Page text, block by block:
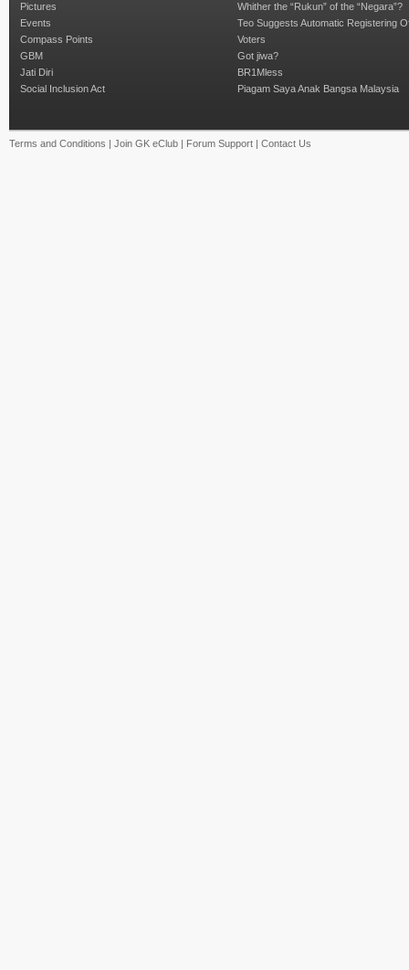
Pictures
Events
Compass Points
GBM
Jati Diri
Social Inclusion Act
Whither the “Rukun” of the “Negara”?
Teo Suggests Automatic Registering
Voters
Got jiwa?
BR1Mless
Piagam Saya Anak Bangsa Malaysia
Terms and Conditions | Join GK eClub | Forum Support | Contact Us